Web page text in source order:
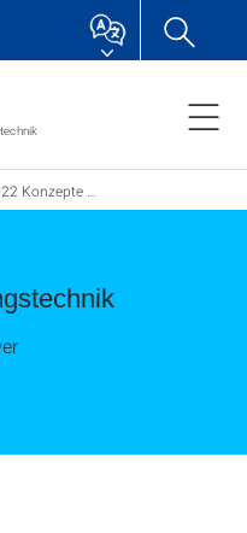
der Regelungstechnik (3V/1Ü)